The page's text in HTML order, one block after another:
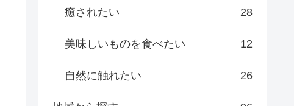
癒されたい 28
美味しいものを食べたい 12
自然に触れたい 26